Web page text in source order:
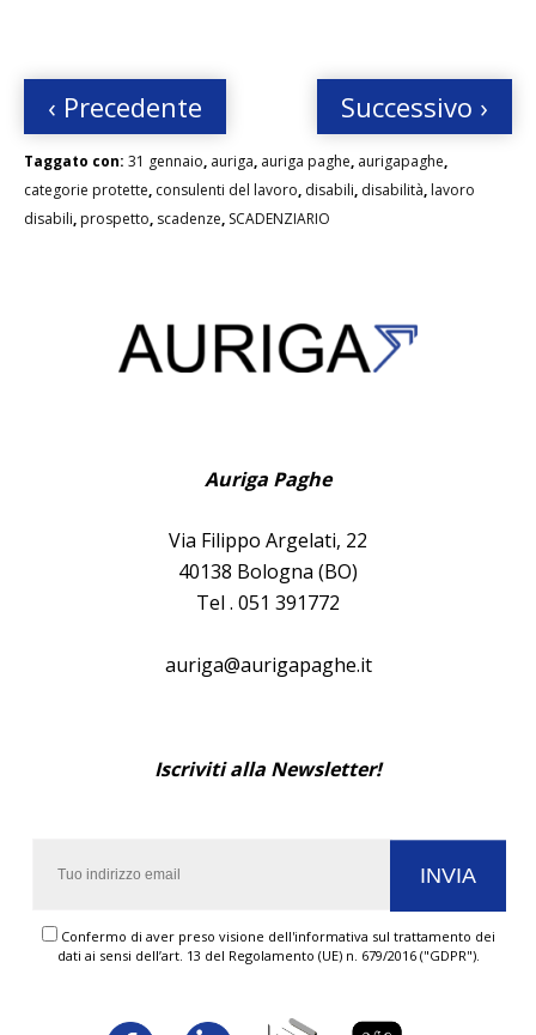
‹ Precedente Successivo ›
Taggato con: 31 gennaio, auriga, auriga paghe, aurigapaghe,
categorie protette, consulenti del lavoro, disabili, disabilità, lavoro
disabili, prospetto, scadenze, SCADENZIARIO
Auriga Paghe
Via Filippo Argelati, 22
40138 Bologna (BO)
Tel . 051 391772
auriga@aurigapaghe.it
Iscriviti alla Newsletter!
Confermo di aver preso visione dell'informativa sul trattamento dei
dati ai sensi dell’art. 13 del Regolamento (UE) n. 679/2016 ("GDPR").